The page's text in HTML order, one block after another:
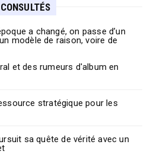
a changé, on passe d’un
modèle de raison, voire de
et des rumeurs d'album en
stratégique pour les
sa quête de vérité avec un